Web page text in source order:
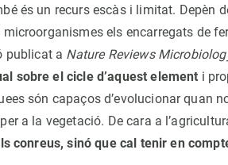
és un recurs escàs i limitat. Depèn
els encarregats de
publicat a Nature Reviews
sobre el cicle d’aquest element i
són capaços d’evolucionar quan
a la vegetació. De cara a
conreus, sinó que cal tenir en